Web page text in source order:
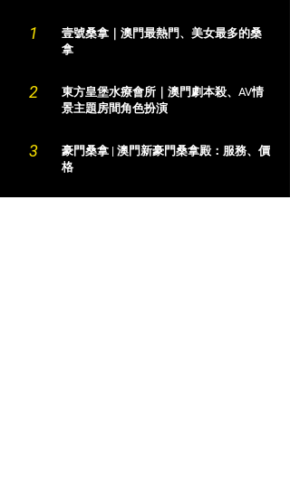
桑拿特色及價格一覽
1
壹號桑拿｜澳門最熱門、美女最多的桑
拿
2
東方皇堡水療會所｜澳門劇本殺、AV情
景主題房間角色扮演
3
豪門桑拿 | 澳門新豪門桑拿殿：服務、價
格